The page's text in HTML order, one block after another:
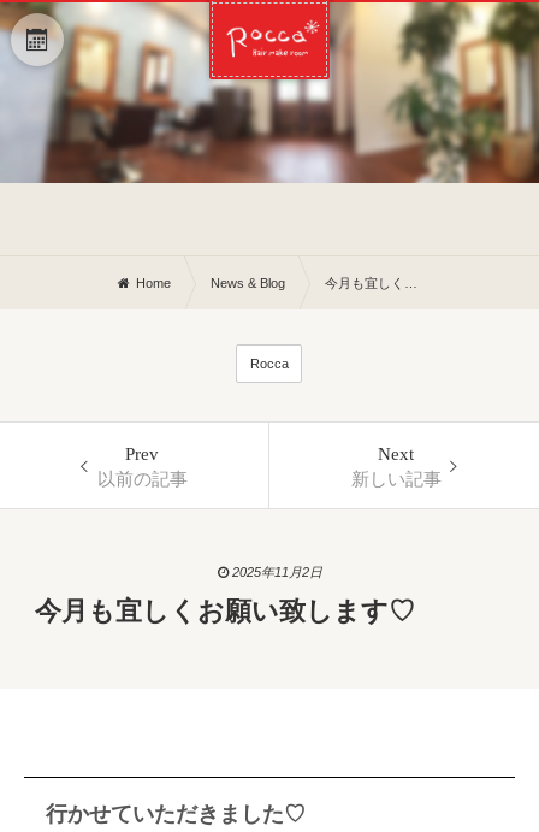
Home News & Blog 今月も宜しくお願い致します♡
Rocca
Prev
以前の記事
Next
新しい記事
2025年11月2日
今月も宜しくお願い致します♡
行かせていただきました♡